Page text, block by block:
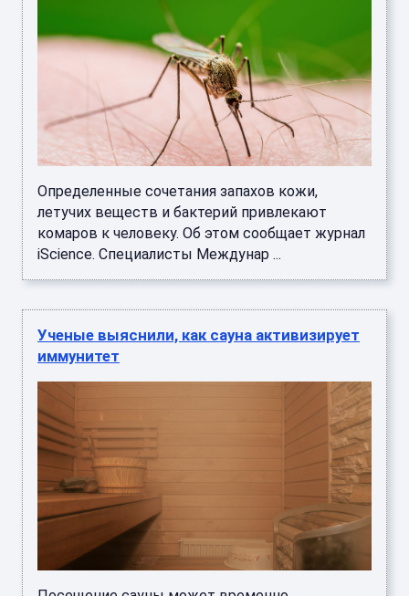
Определенные сочетания запахов кожи,
летучих веществ и бактерий привлекают
комаров к человеку. Об этом сообщает журнал
iScience. Специалисты Междунар ...
Ученые выяснили, как сауна активизирует
иммунитет